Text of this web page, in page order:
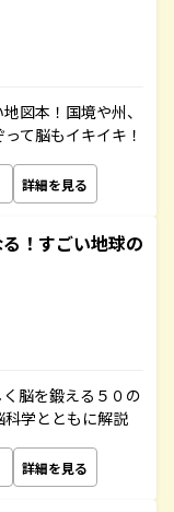
図本！国境や州、
て脳もイキイキ！
詳細を見る
！すごい地球の
脳を鍛える５０の
科学とともに解説
詳細を見る